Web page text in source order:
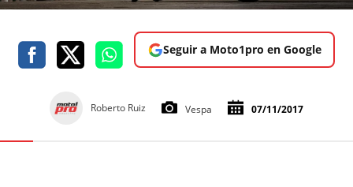
Seguir a Moto1pro en Google
Roberto Ruiz Vespa 07/11/2017